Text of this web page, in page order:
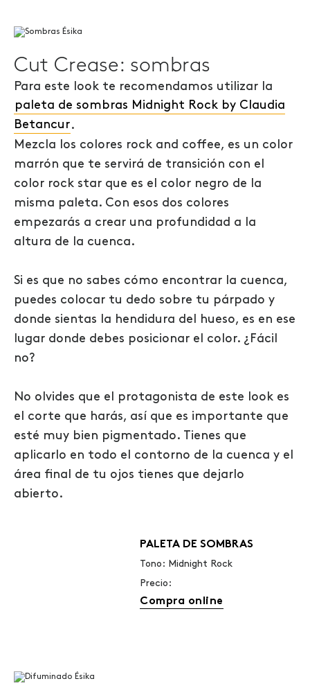
Cut Crease: sombras
Para este look te recomendamos utilizar la
paleta de sombras Midnight Rock by Claudia
Betancur.
Mezcla los colores rock and coffee, es un color
marrón que te servirá de transición con el
color rock star que es el color negro de la
misma paleta. Con esos dos colores
empezarás a crear una profundidad a la
altura de la cuenca.
Si es que no sabes cómo encontrar la cuenca,
puedes colocar tu dedo sobre tu párpado y
donde sientas la hendidura del hueso, es en ese
lugar donde debes posicionar el color. ¿Fácil
no?
No olvides que el protagonista de este look es
el corte que harás, así que es importante que
esté muy bien pigmentado. Tienes que
aplicarlo en todo el contorno de la cuenca y el
área final de tu ojos tienes que dejarlo
abierto.
PALETA DE SOMBRAS
Tono: Midnight Rock
Precio:
Compra online